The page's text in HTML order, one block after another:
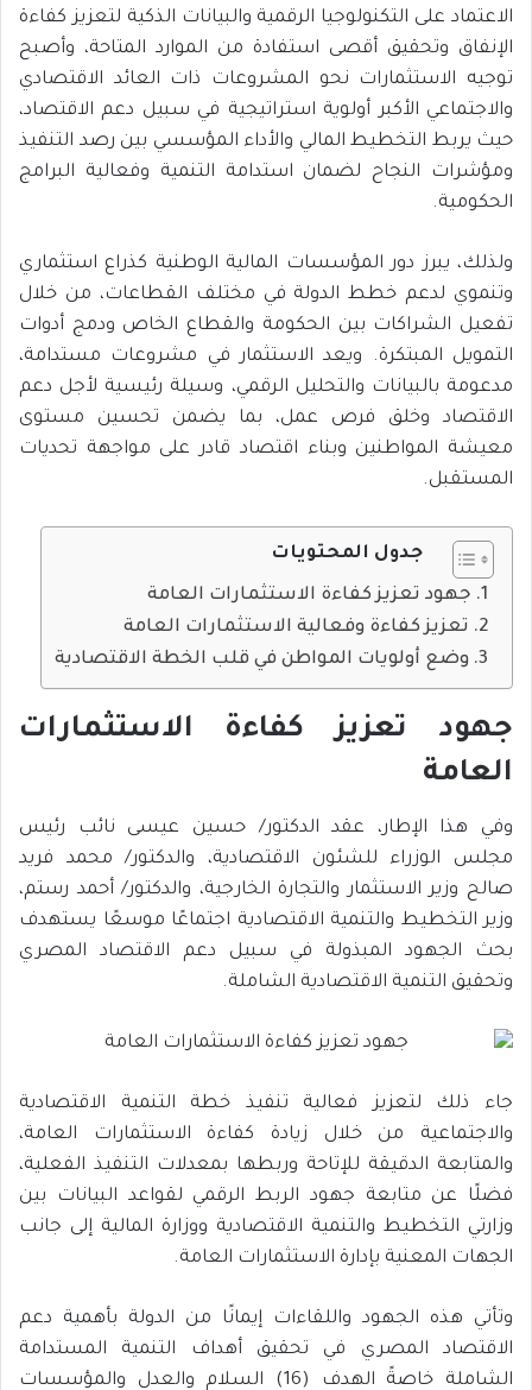
الاعتماد على التكنولوجيا الرقمية والبيانات الذكية لتعزيز كفاءة
الإنفاق وتحقيق أقصى استفادة من الموارد المتاحة، وأصبح
توجيه الاستثمارات نحو المشروعات ذات العائد الاقتصادي
والاجتماعي الأكبر أولوية استراتيجية في سبيل دعم الاقتصاد،
حيث يربط التخطيط المالي والأداء المؤسسي بين رصد التنفيذ
ومؤشرات النجاح لضمان استدامة التنمية وفعالية البرامج
الحكومية.
ولذلك، يبرز دور المؤسسات المالية الوطنية كذراع استثماري
وتنموي لدعم خطط الدولة في مختلف القطاعات، من خلال
تفعيل الشراكات بين الحكومة والقطاع الخاص ودمج أدوات
التمويل المبتكرة. ويعد الاستثمار في مشروعات مستدامة،
مدعومة بالبيانات والتحليل الرقمي، وسيلة رئيسية لأجل دعم
الاقتصاد وخلق فرص عمل، بما يضمن تحسين مستوى
معيشة المواطنين وبناء اقتصاد قادر على مواجهة تحديات
المستقبل.
جدول المحتويات
جهود تعزيز كفاءة الاستثمارات العامة
تعزيز كفاءة وفعالية الاستثمارات العامة
وضع أولويات المواطن في قلب الخطة الاقتصادية
جهود تعزيز كفاءة الاستثمارات
العامة
وفي هذا الإطار، عقد الدكتور/ حسين عيسى نائب رئيس
مجلس الوزراء للشئون الاقتصادية، والدكتور/ محمد فريد
صالح وزير الاستثمار والتجارة الخارجية، والدكتور/ أحمد رستم،
وزير التخطيط والتنمية الاقتصادية اجتماعًا موسعًا يستهدف
بحث الجهود المبذولة في سبيل دعم الاقتصاد المصري
وتحقيق التنمية الاقتصادية الشاملة.
جاء ذلك لتعزيز فعالية تنفيذ خطة التنمية الاقتصادية
والاجتماعية من خلال زيادة كفاءة الاستثمارات العامة،
والمتابعة الدقيقة للإتاحة وربطها بمعدلات التنفيذ الفعلية،
فضلًا عن متابعة جهود الربط الرقمي لقواعد البيانات بين
وزارتي التخطيط والتنمية الاقتصادية ووزارة المالية إلى جانب
الجهات المعنية بإدارة الاستثمارات العامة.
وتأتي هذه الجهود واللقاءات إيمانًا من الدولة بأهمية دعم
الاقتصاد المصري في تحقيق أهداف التنمية المستدامة
الشاملة خاصةً الهدف (16) السلام والعدل والمؤسسات